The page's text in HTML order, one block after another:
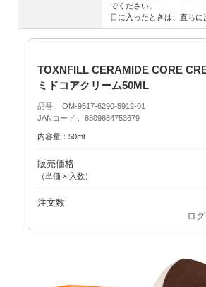
でください。
目に入ったときは、直ちに
TOXNFILL CERAMIDE CORE
ミドコアクリーム50ML
品番
OM-9517-6290-5912-01
JANコード
8809864753679
内容量：50ml
販売価格
（単価 × 入数）
注文数
ロ